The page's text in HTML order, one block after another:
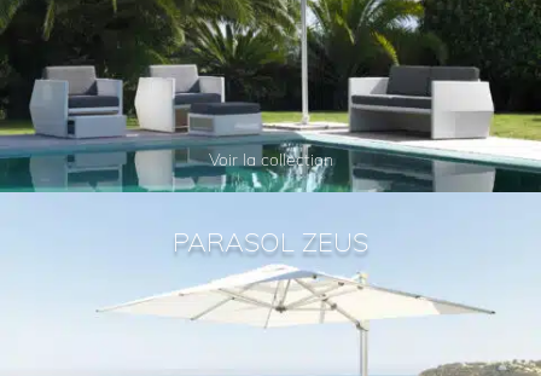
Voir la collection
PARASOL ZEUS